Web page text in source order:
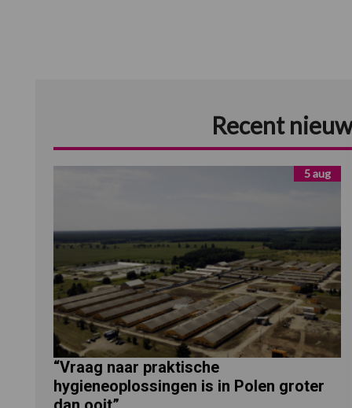
Recent
5 aug
“Vraag naar praktische
hygieneoplossingen is in Polen groter